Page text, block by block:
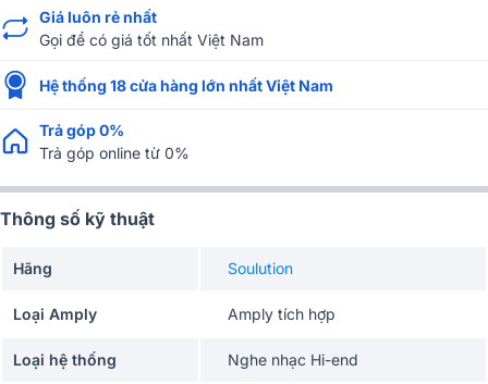
Giá luôn rẻ nhất
Gọi để có giá tốt nhất Việt Nam
Hệ thống 18 cửa hàng lớn nhất Việt Nam
Trả góp 0%
Trả góp online từ 0%
Thông số kỹ thuật
Hãng Soulution
Loại Amply Amply tích hợp
Loại hệ thống Nghe nhạc Hi-end